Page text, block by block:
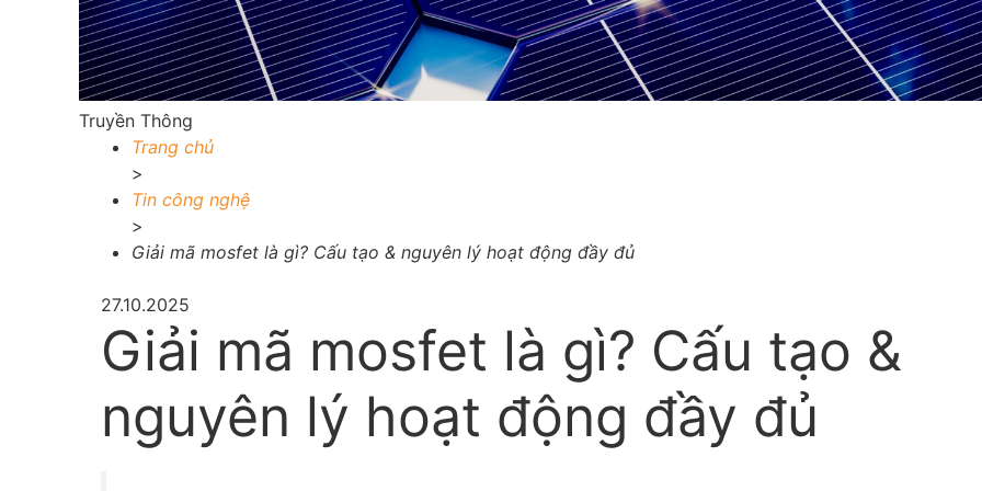
Truyền Thông
Trang chủ
>
Tin công nghệ
>
Giải mã mosfet là gì? Cấu tạo & nguyên lý hoạt động đầy đủ
27.10.2025
Giải mã mosfet là gì? Cấu tạo &
nguyên lý hoạt động đầy đủ